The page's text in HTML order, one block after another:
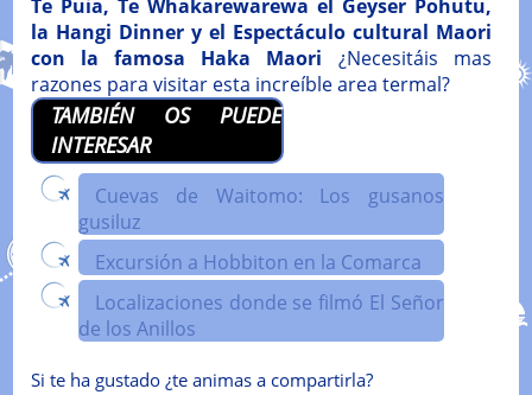
Te Puia, Te Whakarewarewa el Geyser Pohutu,
la Hangi Dinner y el Espectáculo cultural Maori
con la famosa Haka Maori ¿Necesitáis mas
razones para visitar esta increíble area termal?
TAMBIÉN OS PUEDE
INTERESAR
Cuevas de Waitomo: Los gusanos
gusiluz
Excursión a Hobbiton en la Comarca
Localizaciones donde se filmó El Señor
de los Anillos
Si te ha gustado ¿te animas a compartirla?